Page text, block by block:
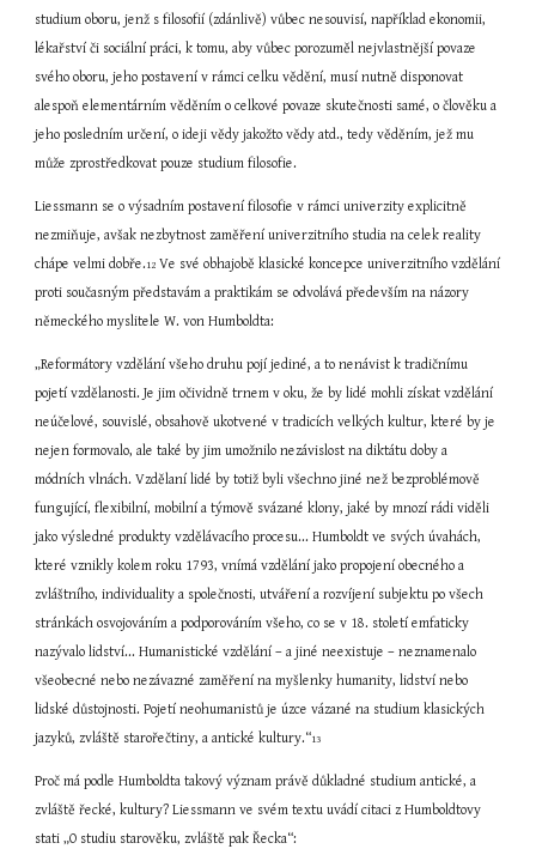
studium oboru, jenž s filosofií (zdánlivě) vůbec nesouvisí, například ekonomii,
lékařství či sociální práci, k tomu, aby vůbec porozuměl nejvlastnější povaze
svého oboru, jeho postavení v rámci celku vědění, musí nutně disponovat
alespoň elementárním věděním o celkové povaze skutečnosti samé, o člověku a
jeho posledním určení, o ideji vědy jakožto vědy atd., tedy věděním, jež mu
může zprostředkovat pouze studium filosofie.
Liessmann se o výsadním postavení filosofie v rámci univerzity explicitně
nezmiňuje, avšak nezbytnost zaměření univerzitního studia na celek reality
chápe velmi dobře.12 Ve své obhajobě klasické koncepce univerzitního vzdělání
proti současným představám a praktikám se odvolává především na názory
německého myslitele W. von Humboldta:
„Reformátory vzdělání všeho druhu pojí jediné, a to nenávist k tradičnímu
pojetí vzdělanosti. Je jim očividně trnem v oku, že by lidé mohli získat vzdělání
neúčelové, souvislé, obsahově ukotvené v tradicích velkých kultur, které by je
nejen formovalo, ale také by jim umožnilo nezávislost na diktátu doby a
módních vlnách. Vzdělaní lidé by totiž byli všechno jiné než bezproblémově
fungující, flexibilní, mobilní a týmově svázané klony, jaké by mnozí rádi viděli
jako výsledné produkty vzdělávacího procesu... Humboldt ve svých úvahách,
které vznikly kolem roku 1793, vnímá vzdělání jako propojení obecného a
zvláštního, individuality a společnosti, utváření a rozvíjení subjektu po všech
stránkách osvojováním a podporováním všeho, co se v 18. století emfaticky
nazývalo lidství... Humanistické vzdělání – a jiné neexistuje – neznamenalo
všeobecné nebo nezávazné zaměření na myšlenky humanity, lidství nebo
lidské důstojnosti. Pojetí neohumanistů je úzce vázané na studium klasických
jazyků, zvláště starořečtiny, a antické kultury.“13
Proč má podle Humboldta takový význam právě důkladné studium antické, a
zvláště řecké, kultury? Liessmann ve svém textu uvádí citaci z Humboldtovy
stati „O studiu starověku, zvláště pak Řecka“: